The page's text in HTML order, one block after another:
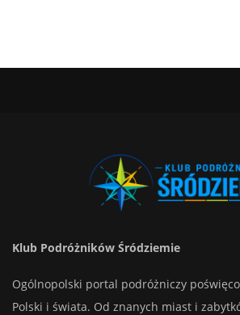
Klub Podróżników Śródziemie
Ogólnopolski portal podróżniczy
Polski i świata. Od znanych miast i